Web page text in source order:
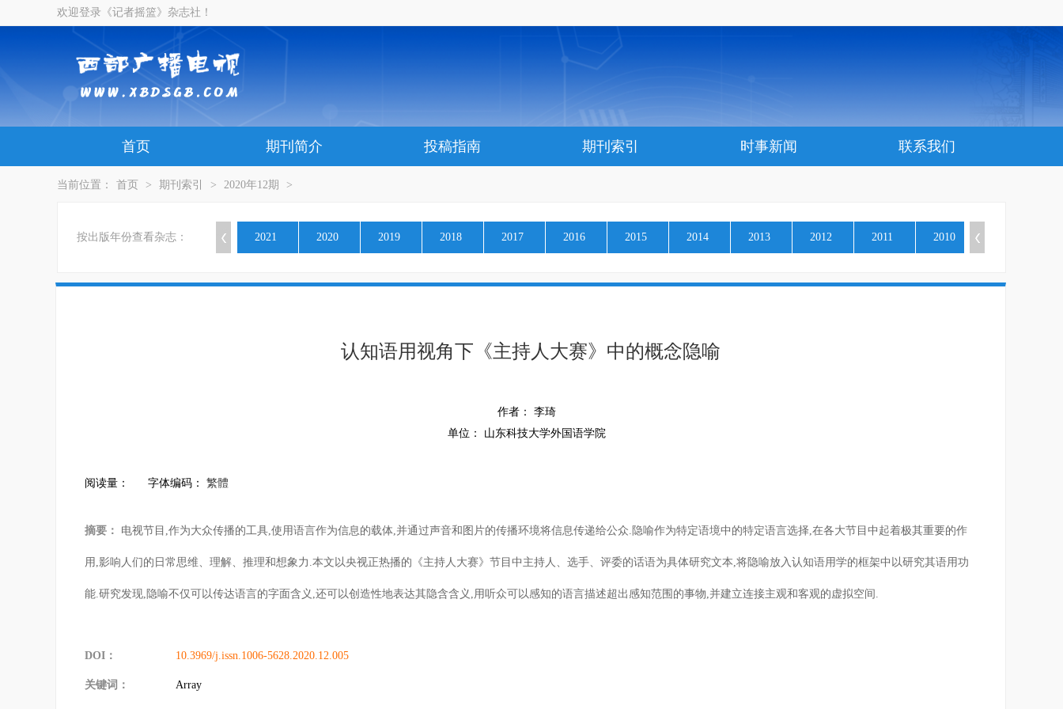
欢迎登录《记者摇篮》杂志社！
首页 期刊简介 投稿指南 期刊索引 时事新闻 联系我们
当前位置： 首页 > 期刊索引 > 2020年12期 >
按出版年份查看杂志： 2021 2020 2019 2018 2017 2016 2015 2014 2013 2012 2011 2010
认知语用视角下《主持人大赛》中的概念隐喻
作者： 李琦
单位： 山东科技大学外国语学院
阅读量： 字体编码： 繁體
摘要： 电视节目,作为大众传播的工具,使用语言作为信息的载体,并通过声音和图片的传播环境将信息传递给公众.隐喻作为特定语境中的特定语言选择,在各大节目中起着极其重要的作
用,影响人们的日常思维、理解、推理和想象力.本文以央视正热播的《主持人大赛》节目中主持人、选手、评委的话语为具体研究文本,将隐喻放入认知语用学的框架中以研究其语用功
能.研究发现,隐喻不仅可以传达语言的字面含义,还可以创造性地表达其隐含含义,用听众可以感知的语言描述超出感知范围的事物,并建立连接主观和客观的虚拟空间.
DOI： 10.3969/j.issn.1006-5628.2020.12.005
关键词： Array